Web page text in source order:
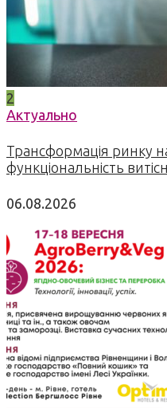
2
Актуально
Трансформація ринку
функціональність
06.08.2026